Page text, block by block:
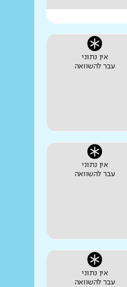
אין נתוני
עבר להשוואה
אין נתוני
עבר להשוואה
אין נתוני
עבר להשוואה